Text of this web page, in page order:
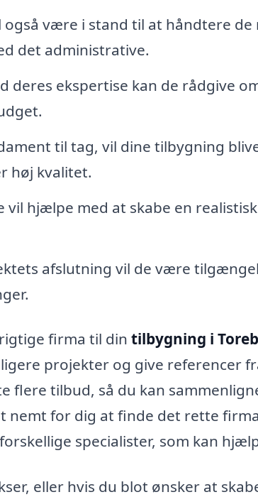
også være i stand til at håndtere de
det administrative.
deres ekspertise kan de rådgive
til tag, vil dine tilbygning
høj kvalitet.
vil hjælpe med at skabe en
afslutning vil de være
firma til din tilbygning i
projekter og give referencer
flere tilbud, så du kan
nemt for dig at finde det rette
specialister, som kan
eller hvis du blot ønsker at